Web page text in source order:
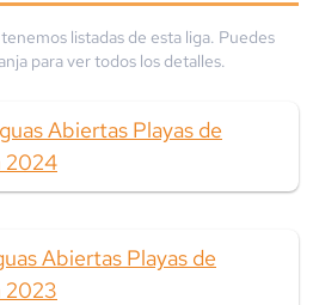
listadas de esta liga. Puedes
para ver todos los detalles.
Abiertas Playas de
2024
Abiertas Playas de
2023